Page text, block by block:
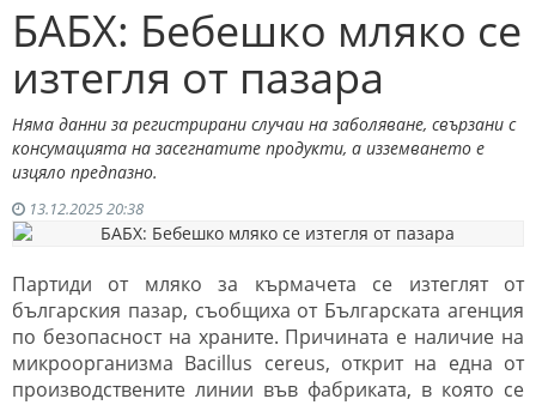
БАБХ: Бебешко мляко се
изтегля от пазара
Няма данни за регистрирани случаи на заболяване, свързани с
консумацията на засегнатите продукти, а изземването е
изцяло предпазно.
13.12.2025 20:38
Партиди от мляко за кърмачета се изтеглят от
българския пазар, съобщиха от Българската агенция
по безопасност на храните. Причината е наличие на
микроорганизма Bacillus cereus, открит на една от
производствените линии във фабриката, в която се